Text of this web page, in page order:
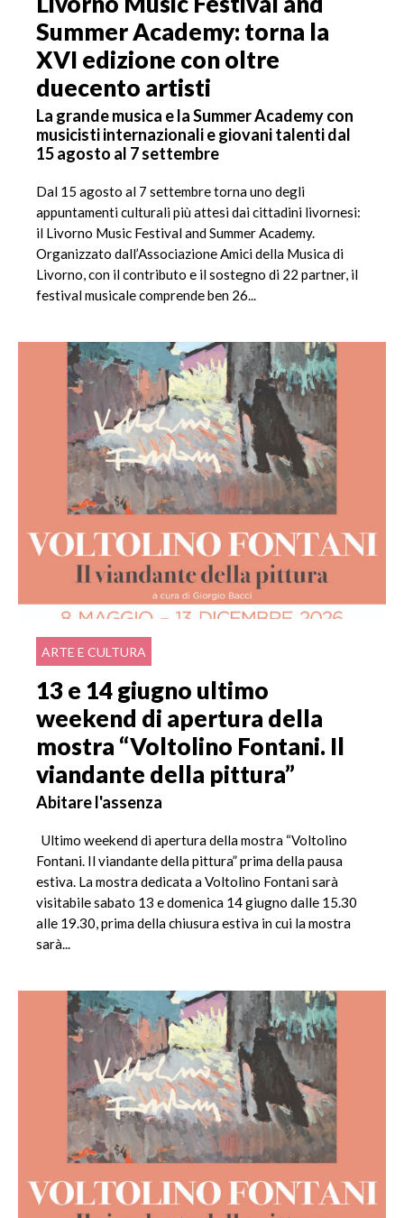
Summer Academy: torna la
XVI edizione con oltre
duecento artisti
La grande musica e la Summer Academy con
musicisti internazionali e giovani talenti dal
15 agosto al 7 settembre
Dal 15 agosto al 7 settembre torna uno degli
appuntamenti culturali più attesi dai cittadini livornesi:
il Livorno Music Festival and Summer Academy.
Organizzato dall’Associazione Amici della Musica di
Livorno, con il contributo e il sostegno di 22 partner, il
festival musicale comprende ben 26...
ARTE E CULTURA
13 e 14 giugno ultimo
weekend di apertura della
mostra “Voltolino Fontani. Il
viandante della pittura”
Abitare l'assenza
Ultimo weekend di apertura della mostra “Voltolino
Fontani. Il viandante della pittura” prima della pausa
estiva. La mostra dedicata a Voltolino Fontani sarà
visitabile sabato 13 e domenica 14 giugno dalle 15.30
alle 19.30, prima della chiusura estiva in cui la mostra
sarà...